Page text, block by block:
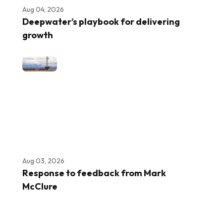
Aug 04, 2026
Deepwater’s playbook for delivering
growth
Aug 03, 2026
Response to feedback from Mark
McClure